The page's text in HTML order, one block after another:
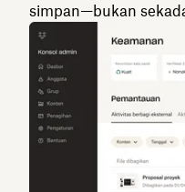
simpan—bukan